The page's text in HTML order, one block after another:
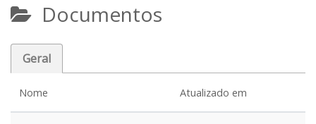
Documentos
Geral
Nome Atualizado em